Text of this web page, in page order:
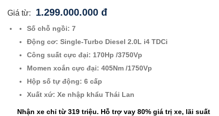
Giá từ: 1.299.000.000 đ
Số chỗ ngồi: 7
Động cơ: Single-Turbo Diesel 2.0L i4 TDCi
Công suất cực đại: 170Hp /3750Vp
Momen xoắn cực đại: 405Nm /1750Vp
Hộp số tự động: 6 cấp
Xuất xứ: Xe nhập khẩu Thái Lan
Nhận xe chỉ từ 319 triệu. Hỗ trợ vay 80% giá trị xe, lãi suất